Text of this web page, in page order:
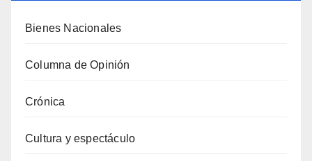
Bienes Nacionales
Columna de Opinión
Crónica
Cultura y espectáculo